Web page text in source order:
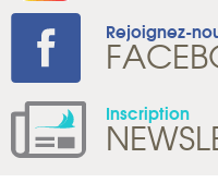
Rejoignez-
Inscription